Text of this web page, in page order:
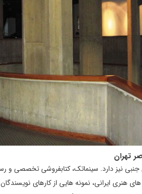
تهران
نیز دارد. سینماتک، کتابفروشی تخصصی
هنری ایرانی، نمونه‌ هایی از کارهای